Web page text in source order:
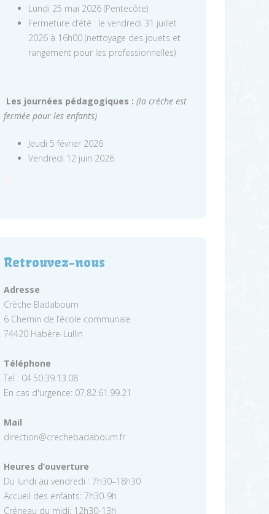
Lundi 25 mai 2026 (Pentecôte)
Fermeture d’été : le vendredi 31 juillet
2026 à 16h00 (nettoyage des jouets et
rangement pour les professionnelles)
Les journées pédagogiques : (la crèche est
fermée pour les enfants)
Jeudi 5 février 2026
Vendredi 12 juin 2026
Retrouvez-nous
Adresse
Crèche Badaboum
6 Chemin de l’école communale
74420 Habère-Lullin
Téléphone
Tel : 04.50.39.13.08
En cas d'urgence: 07.82.61.99.21
Mail
direction@crechebadaboum.fr
Heures d’ouverture
Du lundi au vendredi : 7h30–18h30
Accueil des enfants: 7h30-9h
Créneau du midi: 12h30-13h